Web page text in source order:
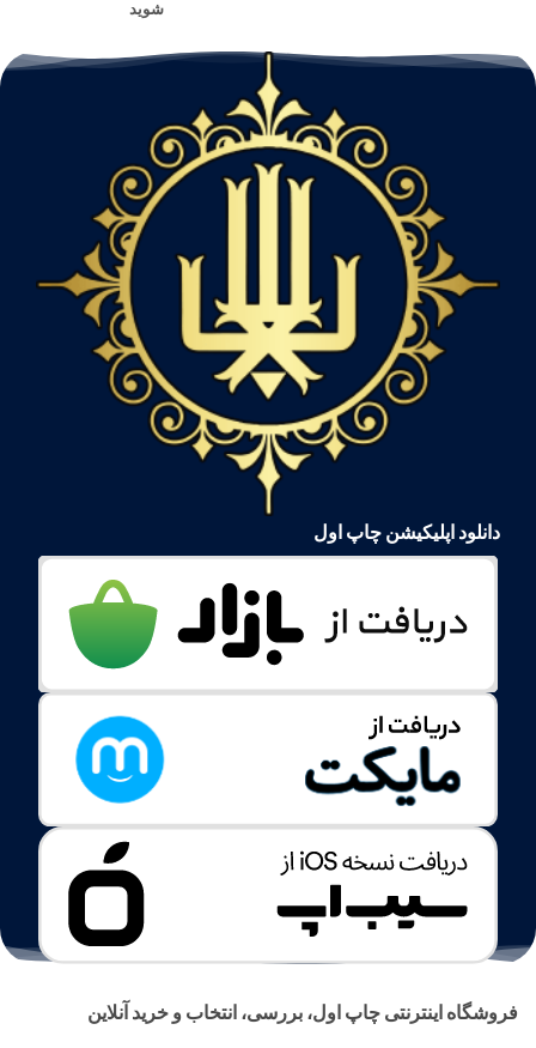
شوید
دانلود اپلیکیشن چاپ اول
فروشگاه اینترنتی چاپ اول، بررسی، انتخاب و خرید آنلاین